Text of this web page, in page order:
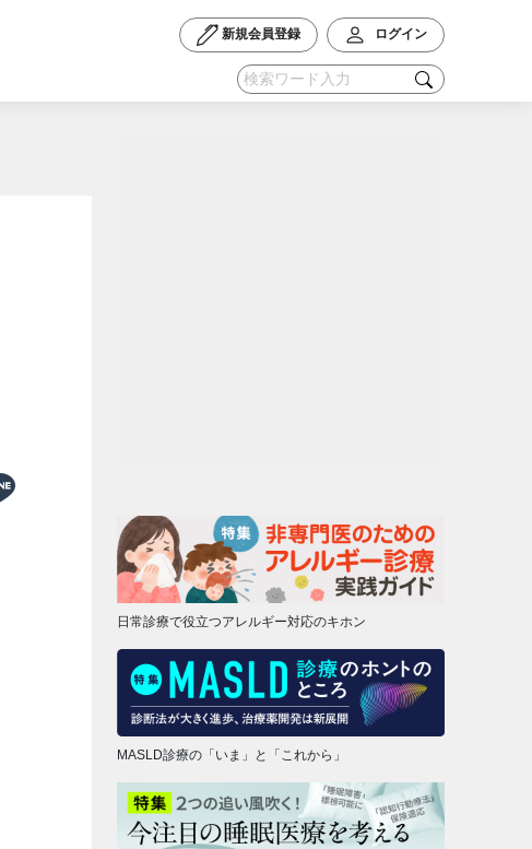
新規会員登録 ログイン
日常診療で役立つアレルギー対応のキホン
MASLD診療の「いま」と「これから」